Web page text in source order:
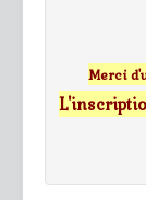
Merci